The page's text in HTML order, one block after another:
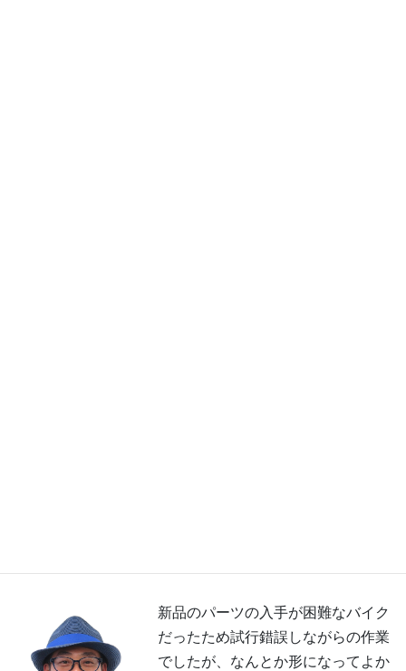
新品のパーツの入手が困難なバイク
だったため試行錯誤しながらの作業
でしたが、なんとか形になってよか